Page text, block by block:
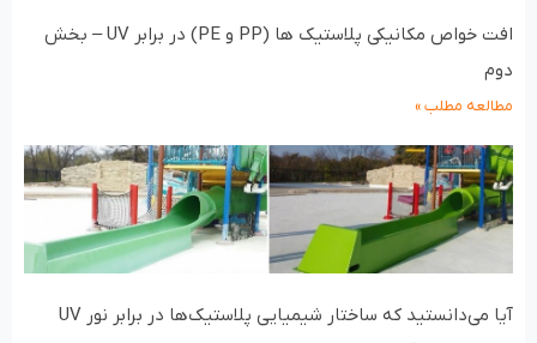
افت خواص مکانیکی پلاستیک ها (PP و PE) در برابر UV – بخش
دوم
مطالعه مطلب »
آیا می‌دانستید که ساختار شیمیایی پلاستیک‌ها در برابر نور UV